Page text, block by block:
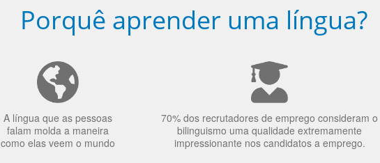
Porquê aprender uma língua?
A língua que as pessoas
falam molda a maneira
como elas veem o mundo
70% dos recrutadores de emprego consideram o
bilinguismo uma qualidade extremamente
impressionante nos candidatos a emprego.